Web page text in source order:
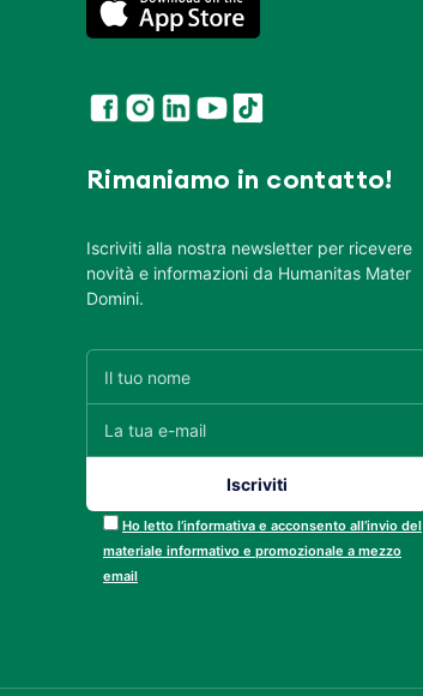
Rimaniamo in contatto!
Iscriviti alla nostra newsletter per ricevere
novità e informazioni da Humanitas Mater
Domini.
Ho letto l’informativa e acconsento all’invio del
materiale informativo e promozionale a mezzo
email